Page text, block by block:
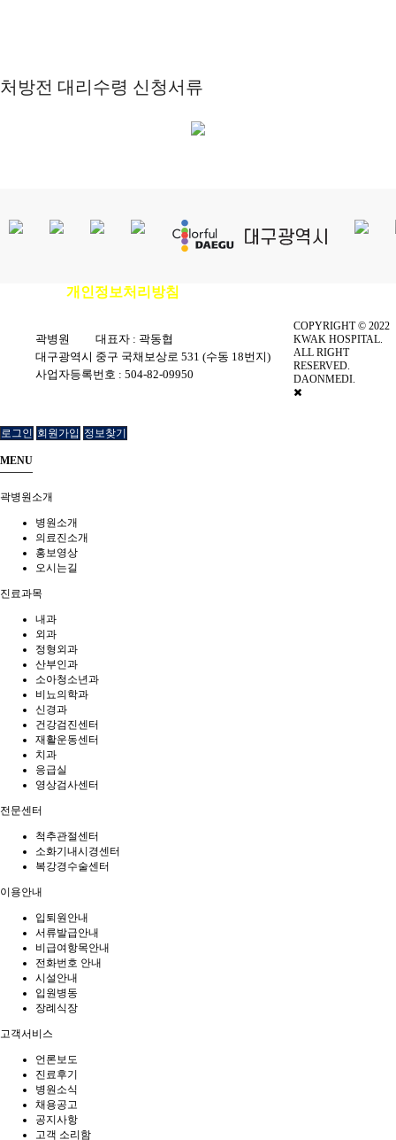
처방전 대리수령 신청서류
개인정보처리방침
곽병원 대표자 : 곽동협
대구광역시 중구 국채보상로 531 (수동 18번지)
사업자등록번호 : 504-82-09950
COPYRIGHT © 2022
KWAK HOSPITAL.
ALL RIGHT
RESERVED.
DAONMEDI.
로그인 회원가입 정보찾기
MENU
곽병원소개
병원소개
의료진소개
홍보영상
오시는길
진료과목
내과
외과
정형외과
산부인과
소아청소년과
비뇨의학과
신경과
건강검진센터
재활운동센터
치과
응급실
영상검사센터
전문센터
척추관절센터
소화기내시경센터
복강경수술센터
이용안내
입퇴원안내
서류발급안내
비급여항목안내
전화번호 안내
시설안내
입원병동
장례식장
고객서비스
언론보도
진료후기
병원소식
채용공고
공지사항
고객 소리함